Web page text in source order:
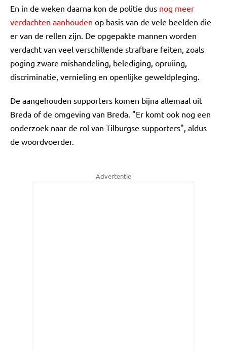
En in de weken daarna kon de politie dus nog meer
verdachten aanhouden op basis van de vele beelden die
er van de rellen zijn. De opgepakte mannen worden
verdacht van veel verschillende strafbare feiten, zoals
poging zware mishandeling, belediging, opruiing,
discriminatie, vernieling en openlijke geweldpleging.
De aangehouden supporters komen bijna allemaal uit
Breda of de omgeving van Breda. "Er komt ook nog een
onderzoek naar de rol van Tilburgse supporters", aldus
de woordvoerder.
Advertentie